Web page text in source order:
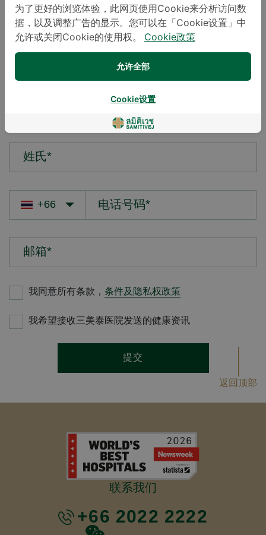
您的疑问*
姓氏*
邮箱*
我同意所有条款， 条件及隐私权政策
我希望接收三美泰医院发送的健康资讯
提交
返回顶部
联系我们
+66 2022 2222
为了更好的浏览体验，此网页使用Cookie来分析访问数
据，以及调整广告的显示。您可以在「Cookie设置」中
允许或关闭Cookie的使用权。
Cookie政策
允许全部
Cookie设置